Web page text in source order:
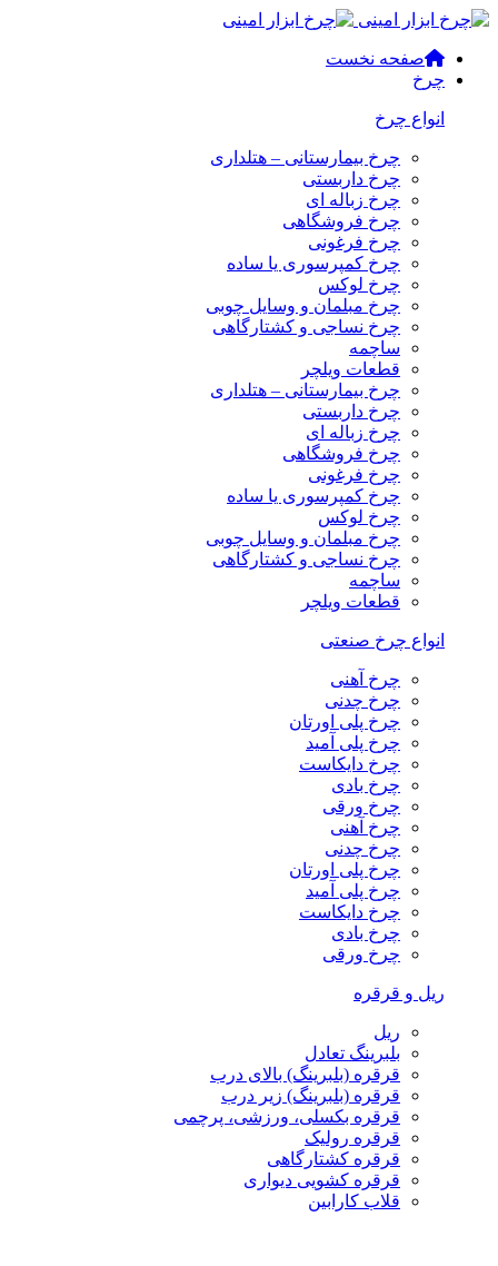
صفحه نخست
چرخ
انواع چرخ
چرخ بیمارستانی – هتلداری
چرخ داربستی
چرخ زباله ای
چرخ فروشگاهی
چرخ فرغونی
چرخ کمپرسوری یا ساده
چرخ لوکس
چرخ مبلمان و وسایل چوبی
چرخ نساجی و کشتارگاهی
ساچمه
قطعات ویلچر
چرخ بیمارستانی – هتلداری
چرخ داربستی
چرخ زباله ای
چرخ فروشگاهی
چرخ فرغونی
چرخ کمپرسوری یا ساده
چرخ لوکس
چرخ مبلمان و وسایل چوبی
چرخ نساجی و کشتارگاهی
ساچمه
قطعات ویلچر
انواع چرخ صنعتی
چرخ آهنی
چرخ چدنی
چرخ پلی اورتان
چرخ پلی آمید
چرخ دایکاست
چرخ بادی
چرخ ورقی
چرخ آهنی
چرخ چدنی
چرخ پلی اورتان
چرخ پلی آمید
چرخ دایکاست
چرخ بادی
چرخ ورقی
ریل و قرقره
ریل
بلبرینگ تعادل
قرقره (بلبرینگ) بالای درب
قرقره (بلبرینگ) زیر درب
قرقره بکسلی، ورزشی، پرچمی
قرقره رولیک
قرقره کشتارگاهی
قرقره کشویی دیواری
قلاب کارابین